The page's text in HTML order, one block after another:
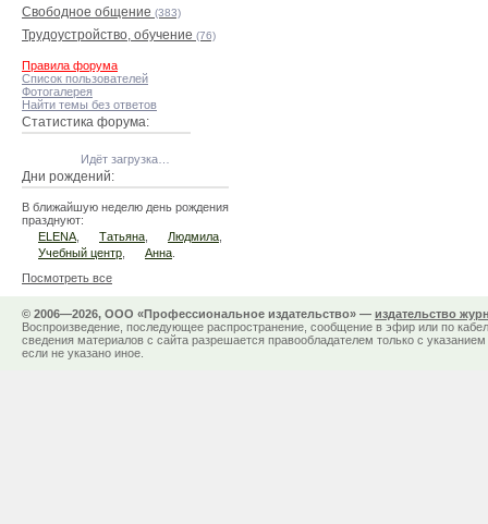
Свободное общение (383)
Трудоустройство, обучение (76)
Правила форума
Список пользователей
Фотогалерея
Найти темы без ответов
Статистика форума:
Идёт загрузка…
Дни рождений:
В ближайшую неделю день рождения
празднуют:
ELENA
Татьяна Людмила
Учебный центр
Анна
Посмотреть все
© 2006—2026, ООО «Профессиональное издательство» — издательство
Воспроизведение, последующее распространение, сообщение в эфир или по
сведения материалов с сайта разрешается правообладателем только с
если не указано иное.